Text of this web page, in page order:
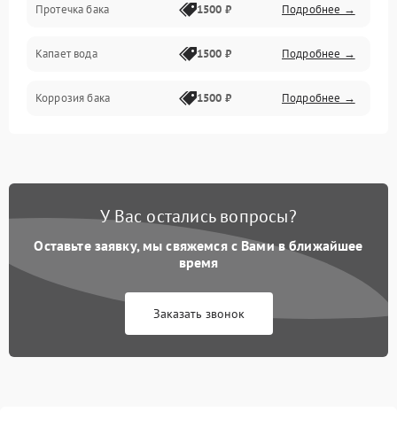
Механика
Протечка бака 1500 ₽ Подробнее →
Капает вода 1500 ₽ Подробнее →
Коррозия бака 1500 ₽ Подробнее →
У Вас остались вопросы?
Оставьте заявку, мы свяжемся с Вами в ближайшее
время
Заказать звонок